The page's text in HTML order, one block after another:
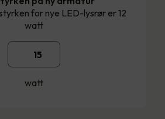
for nye LED-lysrør er 12
watt
watt